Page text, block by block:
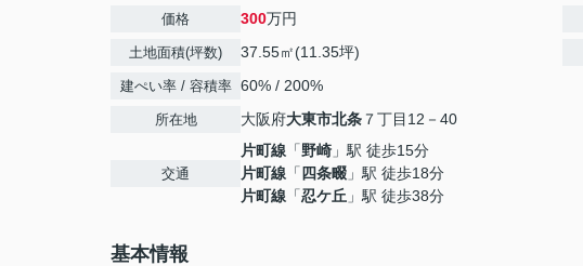
価格 300万円
土地面積(坪数) 37.55㎡(11.35坪)
建ぺい率 / 容積率 60% / 200%
所在地 大阪府大東市北条 ７丁目12－40
交通
片町線 「野崎 」駅 徒歩15分
片町線 「 四条畷 」駅 徒歩18分
片町線 「忍ケ丘 」駅 徒歩38分
基本情報